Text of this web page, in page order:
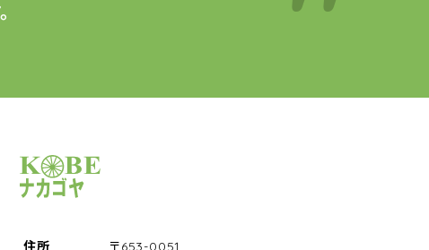
サイクルショップナカゴヤ
住所
〒653-0051